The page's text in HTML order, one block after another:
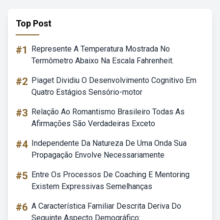
Top Post
#1
Represente A Temperatura Mostrada No
Termômetro Abaixo Na Escala Fahrenheit.
#2 Piaget Dividiu O Desenvolvimento Cognitivo Em
Quatro Estágios Sensório-motor
#3 Relação Ao Romantismo Brasileiro Todas As
Afirmações São Verdadeiras Exceto
#4 Independente Da Natureza De Uma Onda Sua
Propagação Envolve Necessariamente
#5 Entre Os Processos De Coaching E Mentoring
Existem Expressivas Semelhanças
#6 A Característica Familiar Descrita Deriva Do
Seguinte Aspecto Demográfico: